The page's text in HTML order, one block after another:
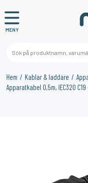
MENY
Hem Kablar & laddare
Apparatkabel 0,5m, IEC320